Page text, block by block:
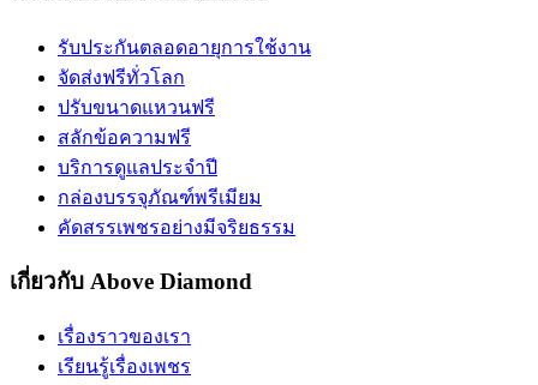
รับประกันตลอดอายุการใช้งาน
จัดส่งฟรีทั่วโลก
ปรับขนาดแหวนฟรี
สลักข้อความฟรี
บริการดูแลประจำปี
กล่องบรรจุภัณฑ์พรีเมียม
คัดสรรเพชรอย่างมีจริยธรรม
เกี่ยวกับ Above Diamond
เรื่องราวของเรา
เรียนรู้เรื่องเพชร